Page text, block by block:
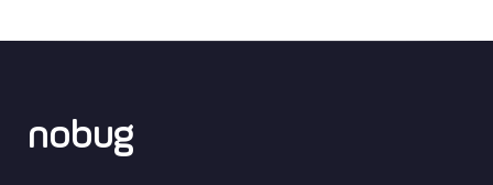
nobug